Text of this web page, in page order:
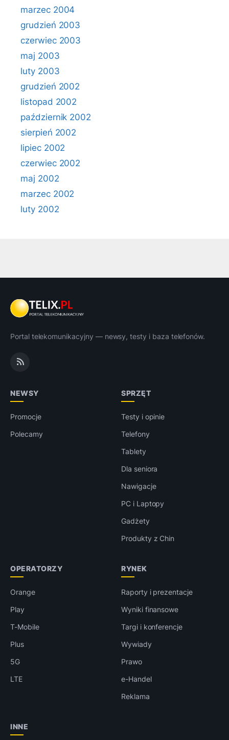
marzec 2004
grudzień 2003
czerwiec 2003
maj 2003
luty 2003
grudzień 2002
listopad 2002
październik 2002
sierpień 2002
lipiec 2002
czerwiec 2002
maj 2002
marzec 2002
luty 2002
Portal telekomunikacyjny — newsy, testy i baza telefonów.
NEWSY
Promocje
Polecamy
SPRZĘT
Testy i opinie
Telefony
Tablety
Dla seniora
Nawigacje
PC i Laptopy
Gadżety
Produkty z Chin
OPERATORZY
Orange
Play
T-Mobile
Plus
5G
LTE
RYNEK
Raporty i prezentacje
Wyniki finansowe
Targi i konferencje
Wywiady
Prawo
e-Handel
Reklama
INNE